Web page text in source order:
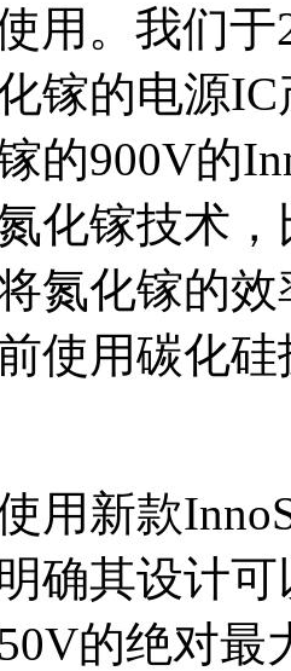
用。我们
镓的电源
的900V的
化镓技术
氮化镓的
使用碳化
用新款
确其设计
的绝对最